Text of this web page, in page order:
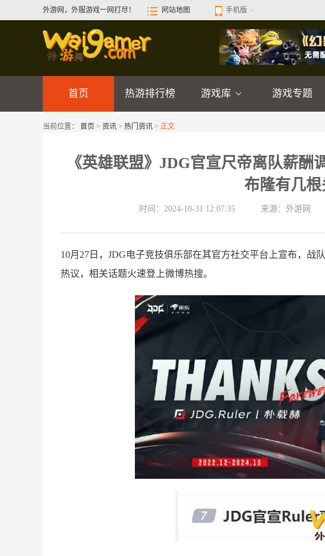
外游网，外服游戏一网打尽！ 网站地图 手机版
首页 热游排行榜 游戏库 游戏专题
当前位置： 首页 > 资讯 > 热门资讯 > 正文
《英雄联盟》JDG官宣尺帝离队薪
布隆有几
时间：2024-10-31 12:07:35 来源：外游网
10月27日，JDG电子竞技俱乐部在其官方社交平台上宣布，战
热议，相关话题火速登上微博热搜。